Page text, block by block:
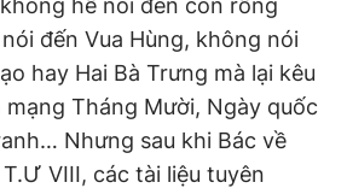
hề nói đến con rồng
đến Vua Hùng, không nói
hay Hai Bà Trưng mà lại kêu
mạng Tháng Mười, Ngày quốc
Nhưng sau khi Bác về
VIII, các tài liệu tuyên